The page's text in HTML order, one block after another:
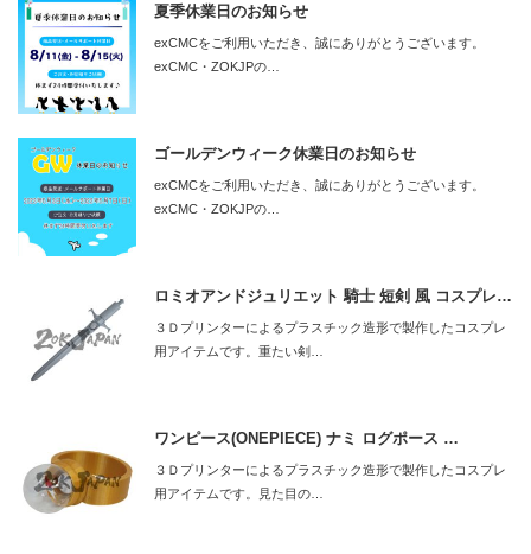
夏季休業日のお知らせ
exCMCをご利用いただき、誠にありがとうございます。
exCMC・ZOKJPの…
ゴールデンウィーク休業日のお知らせ
exCMCをご利用いただき、誠にありがとうございます。
exCMC・ZOKJPの…
ロミオアンドジュリエット 騎士 短剣 風 コスプレ…
３Ｄプリンターによるプラスチック造形で製作したコスプレ
用アイテムです。重たい剣…
ワンピース(ONEPIECE) ナミ ログポース …
３Ｄプリンターによるプラスチック造形で製作したコスプレ
用アイテムです。見た目の…